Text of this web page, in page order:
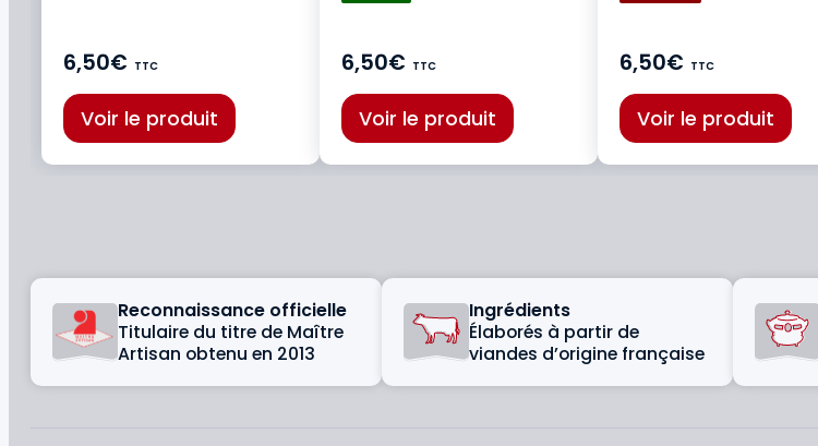
6,50€ TTC
Voir le produit
6,50€ TTC
Voir le produit
6,50€ TTC
Voir le produit
Reconnaissance officielle
Titulaire du titre de Maître
Artisan obtenu en 2013
Ingrédients
Élaborés à partir de
viandes d’origine française